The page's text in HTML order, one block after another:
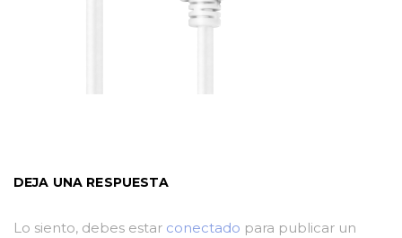
DEJA UNA RESPUESTA
Lo siento, debes estar conectado para publicar un